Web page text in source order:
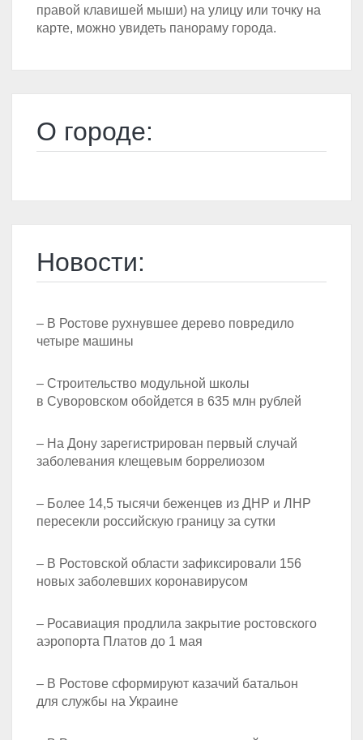
правой клавишей мыши) на улицу или точку на
карте, можно увидеть панораму города.
О городе:
Новости:
– В Ростове рухнувшее дерево повредило
четыре машины
– Строительство модульной школы
в Суворовском обойдется в 635 млн рублей
– На Дону зарегистрирован первый случай
заболевания клещевым боррелиозом
– Более 14,5 тысячи беженцев из ДНР и ЛНР
пересекли российскую границу за сутки
– В Ростовской области зафиксировали 156
новых заболевших коронавирусом
– Росавиация продлила закрытие ростовского
аэропорта Платов до 1 мая
– В Ростове сформируют казачий батальон
для службы на Украине